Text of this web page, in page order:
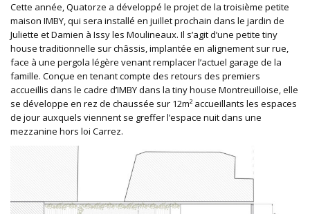
Cette année, Quatorze a développé le projet de la troisième petite
maison IMBY, qui sera installé en juillet prochain dans le jardin de
Juliette et Damien à Issy les Moulineaux. Il s’agit d’une petite tiny
house traditionnelle sur châssis, implantée en alignement sur rue,
face à une pergola légère venant remplacer l’actuel garage de la
famille. Conçue en tenant compte des retours des premiers
accueillis dans le cadre d’IMBY dans la tiny house Montreuilloise, elle
se développe en rez de chaussée sur 12m² accueillants les espaces
de jour auxquels viennent se greffer l’espace nuit dans une
mezzanine hors loi Carrez.